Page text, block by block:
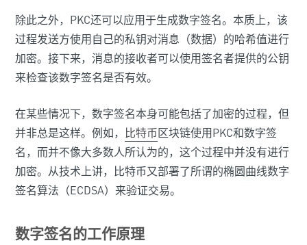
除此之外，PKC还可以应用于生成数字签名。本质上，该
过程发送方使用自己的私钥对消息（数据）的哈希值进行
加密。接下来，消息的接收者可以使用签名者提供的公钥
来检查该数字签名是否有效。
在某些情况下，数字签名本身可能包括了加密的过程，但
并非总是这样。例如，
比特币区块链使用PKC和数字签
名，而并不像大多数人所认为的，这个过程中并没有进行
加密。从技术上讲，比特币又部署了所谓的椭圆曲线数字
签名算法（ECDSA）来验证交易。
数字签名的工作原理